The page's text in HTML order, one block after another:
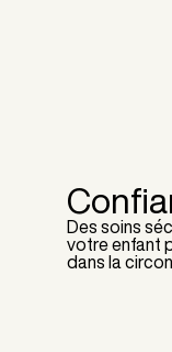
Des soins
votre enfant
dans la